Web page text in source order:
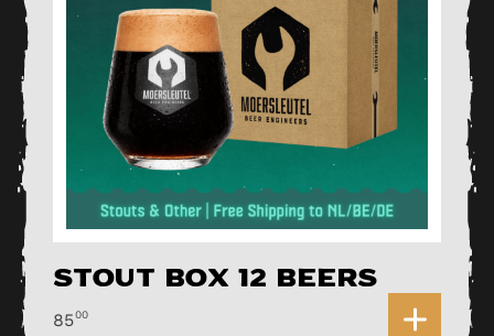
Stout Box 12 Beers
8500 0